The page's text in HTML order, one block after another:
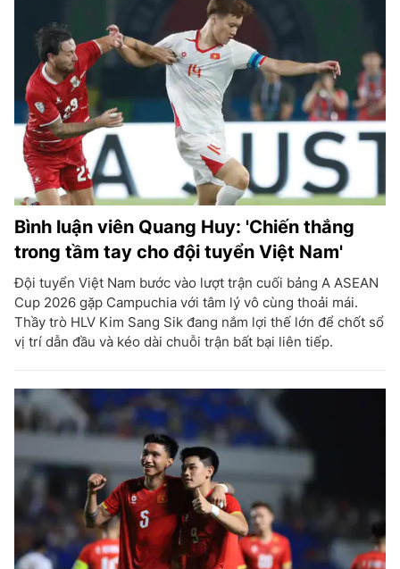
Bình luận viên Quang Huy: 'Chiến thắng
trong tầm tay cho đội tuyển Việt Nam'
Đội tuyển Việt Nam bước vào lượt trận cuối bảng A ASEAN
Cup 2026 gặp Campuchia với tâm lý vô cùng thoải mái.
Thầy trò HLV Kim Sang Sik đang nắm lợi thế lớn để chốt sổ
vị trí dẫn đầu và kéo dài chuỗi trận bất bại liên tiếp.